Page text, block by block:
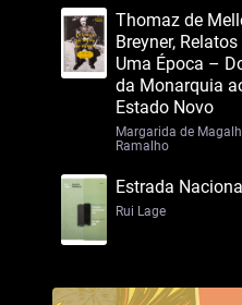
Thomaz de
Breyner, Relatos
Uma Época –
da Monarquia
Estado Novo
Margarida de
Ramalho
Estrada
Rui Lage